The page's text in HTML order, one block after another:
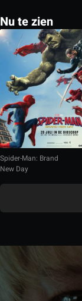
Nu te zien
Spider-Man: Brand
New Day